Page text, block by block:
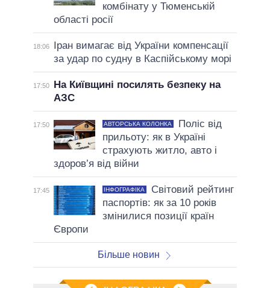
комбінату у Тюменській
області росії
18:06
Іран вимагає від України компенсації
за удар по судну в Каспійському морі
17:50
На Київщині посилять безпеку на
АЗС
17:50 АВТОРСЬКА КОЛОНКА
Поліс від
прильоту: як в Україні
страхують житло, авто і
здоров’я від війни
17:45 ІНФОГРАФІКА
Світовий рейтинг
паспортів: як за 10 років
змінилися позиції країн
Європи
Більше новин